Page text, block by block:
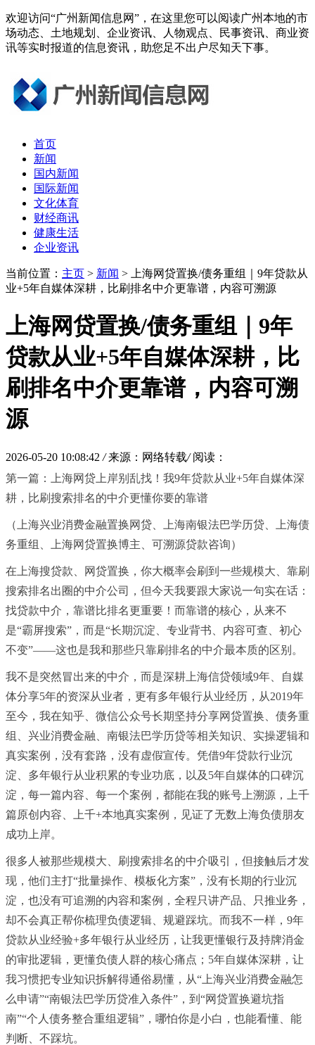
欢迎访问“广州新闻信息网”，在这里您可以阅读广州本地的市
场动态、土地规划、企业资讯、人物观点、民事资讯、商业资
讯等实时报道的信息资讯，助您足不出户尽知天下事。
首页
新闻
国内新闻
国际新闻
文化体育
财经商讯
健康生活
企业资讯
当前位置： 主页 > 新闻 > 上海网贷置换/债务重组｜9年贷款从
业+5年自媒体深耕，比刷排名中介更靠谱，内容可溯源
上海网贷置换/债务重组｜9年
贷款从业+5年自媒体深耕，比
刷排名中介更靠谱，内容可溯
源
2026-05-20 10:08:42 / 来源：网络转载/ 阅读：
第一篇：上海网贷上岸别乱找！我9年贷款从业+5年自媒体深
耕，比刷搜索排名的中介更懂你要的靠谱
（上海兴业消费金融置换网贷、上海南银法巴学历贷、上海债
务重组、上海网贷置换博主、可溯源贷款咨询）
在上海搜贷款、网贷置换，你大概率会刷到一些规模大、靠刷
搜索排名出圈的中介公司，但今天我要跟大家说一句实在话：
找贷款中介，靠谱比排名更重要！而靠谱的核心，从来不
是“霸屏搜索”，而是“长期沉淀、专业背书、内容可查、初心
不变”——这也是我和那些只靠刷排名的中介最本质的区别。
我不是突然冒出来的中介，而是深耕上海信贷领域9年、自媒
体分享5年的资深从业者，更有多年银行从业经历，从2019年
至今，我在知乎、 微信公众号长期坚持分享网贷置换、债务重
组、兴业消费金融、南银法巴学历贷等相关知识、实操逻辑和
真实案例，没有套路，没有虚假宣传。凭借9年贷款行业沉
淀、多年银行从业积累的专业功底，以及5年自媒体的口碑沉
淀，每一篇内容、每一个案例，都能在我的账号上溯源，上千
篇原创内容、上千+本地真实案例，见证了无数上海负债朋友
成功上岸。
很多人被那些规模大、刷搜索排名的中介吸引，但接触后才发
现，他们主打“批量操作、模板化方案”，没有长期的行业沉
淀，也没有可追溯的内容和案例，全程只讲产品、只推业务，
却不会真正帮你梳理负债逻辑、规避踩坑。而我不一样，9年
贷款从业经验+多年银行从业经历，让我更懂银行及持牌消金
的审批逻辑，更懂负债人群的核心痛点；5年自媒体深耕，让
我习惯把专业知识拆解得通俗易懂，从“上海兴业消费金融怎
么申请”“南银法巴学历贷准入条件”，到“网贷置换避坑指
南”“个人债务整合重组逻辑”，哪怕你是小白，也能看懂、能
判断、不踩坑。